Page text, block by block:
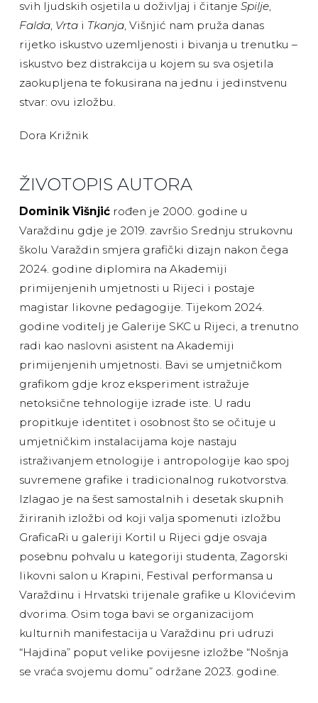
svih ljudskih osjetila u doživljaj i čitanje Spilje,
Falda, Vrtai Tkanja, Višnjić nam pruža danas
rijetko iskustvo uzemljenosti i bivanja u trenutku –
iskustvo bez distrakcija u kojem su sva osjetila
zaokupljena te fokusirana na jednu i jedinstvenu
stvar: ovu izložbu.
Dora Križnik
ŽIVOTOPIS AUTORA
Dominik Višnjićrođen je 2000. godine u
Varaždinu gdje je 2019. završio Srednju strukovnu
školu Varaždin smjera grafički dizajn nakon čega
2024. godine diplomira na Akademiji
primijenjenih umjetnosti u Rijeci i postaje
magistar likovne pedagogije. Tijekom 2024.
godine voditelj je Galerije SKC u Rijeci, a trenutno
radi kao naslovni asistent na Akademiji
primijenjenih umjetnosti. Bavi se umjetničkom
grafikom gdje kroz eksperiment istražuje
netoksične tehnologije izrade iste. U radu
propitkuje identitet i osobnost što se očituje u
umjetničkim instalacijama koje nastaju
istraživanjem etnologije i antropologije kao spoj
suvremene grafike i tradicionalnog rukotvorstva.
Izlagao je na šest samostalnih i desetak skupnih
žiriranih izložbi od koji valja spomenuti izložbu
GraficaRi u galeriji Kortil u Rijeci gdje osvaja
posebnu pohvalu u kategoriji studenta, Zagorski
likovni salon u Krapini, Festival performansa u
Varaždinu i Hrvatski trijenale grafike u Klovićevim
dvorima. Osim toga bavi se organizacijom
kulturnih manifestacija u Varaždinu pri udruzi
“Hajdina” poput velike povijesne izložbe “Nošnja
se vraća svojemu domu” održane 2023. godine.